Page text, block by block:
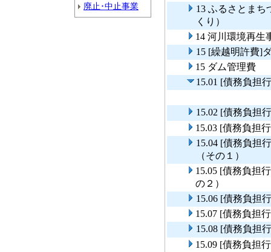
廃止･中止事業
13 ふるさとまち
くり）
14 河川環境再生
15 [繰越明許費]
15 ダム管理費
15.01 [債務負担
15.02 [債務負担
15.03 [債務負担
15.04 [債務負担
（その１）
15.05 [債務負担
の２）
15.06 [債務負担
15.07 [債務負担
15.08 [債務負担
15.09 [債務負担